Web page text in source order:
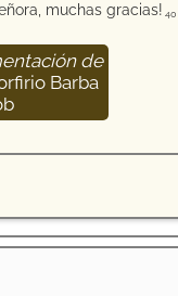
muchas gracias! 40
de
Barba